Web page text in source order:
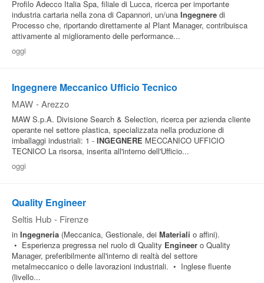
Profilo Adecco Italia Spa, filiale di Lucca, ricerca per importante
industria cartaria nella zona di Capannori, un/una Ingegnere di
Processo che, riportando direttamente al Plant Manager, contribuisca
attivamente al miglioramento delle performance...
oggi
Ingegnere Meccanico Ufficio Tecnico
MAW - Arezzo
MAW S.p.A. Divisione Search & Selection, ricerca per azienda cliente
operante nel settore plastica, specializzata nella produzione di
imballaggi industriali: 1 - INGEGNERE MECCANICO UFFICIO
TECNICO La risorsa, inserita all'interno dell'Ufficio...
oggi
Quality Engineer
Seltis Hub - Firenze
in Ingegneria (Meccanica, Gestionale, dei Materiali o affini).
• Esperienza pregressa nel ruolo di Quality Engineer o Quality
Manager, preferibilmente all'interno di realtà del settore
metalmeccanico o delle lavorazioni industriali. • Inglese fluente
(livello...